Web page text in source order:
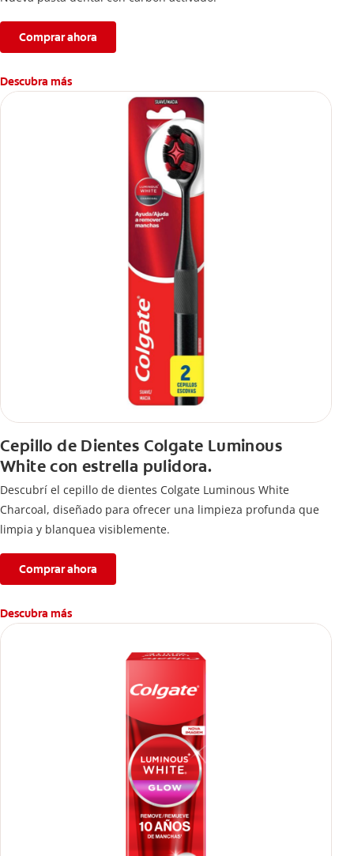
Comprar ahora
Descubra más
Cepillo de Dientes Colgate Luminous
White con estrella pulidora.
Descubrí el cepillo de dientes Colgate Luminous White
Charcoal, diseñado para ofrecer una limpieza profunda que
limpia y blanquea visiblemente.
Comprar ahora
Descubra más